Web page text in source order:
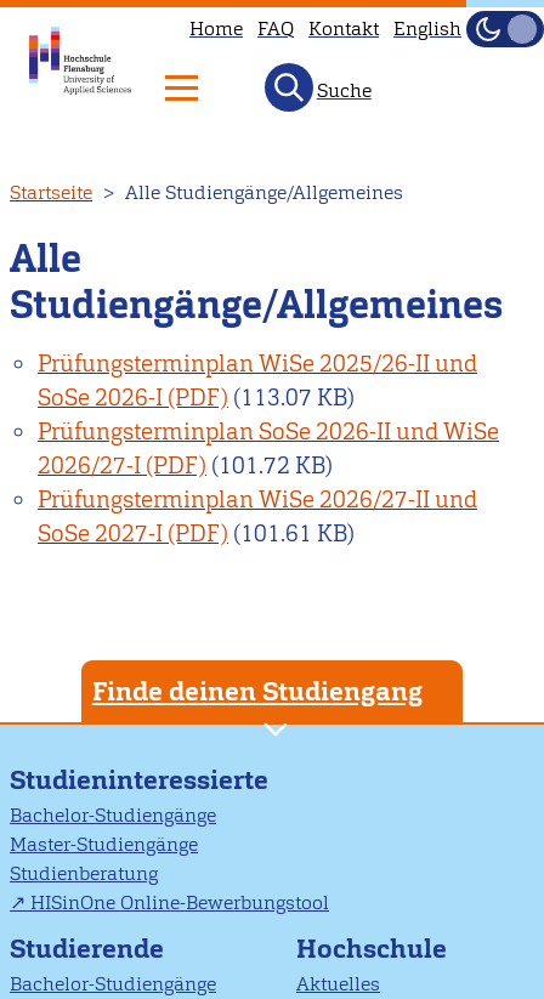
zum
Inhalt
Home FAQ Kontakt English
Hell
Suche
Startseite Alle Studiengänge/Allgemeines
Alle
Studiengänge/Allgemeines
Prüfungsterminplan WiSe 2025/26-II und
SoSe 2026-I
(113.07 KB)
Prüfungsterminplan SoSe 2026-II und WiSe
2026/27-I
(101.72 KB)
Prüfungsterminplan WiSe 2026/27-II und
SoSe 2027-I
(101.61 KB)
Finde deinen Studiengang
Studieninteressierte
Bachelor-Studiengänge
Master-Studiengänge
Studienberatung
HISinOne Online-Bewerbungstool
Studierende
Bachelor-Studiengänge
Hochschule
Aktuelles